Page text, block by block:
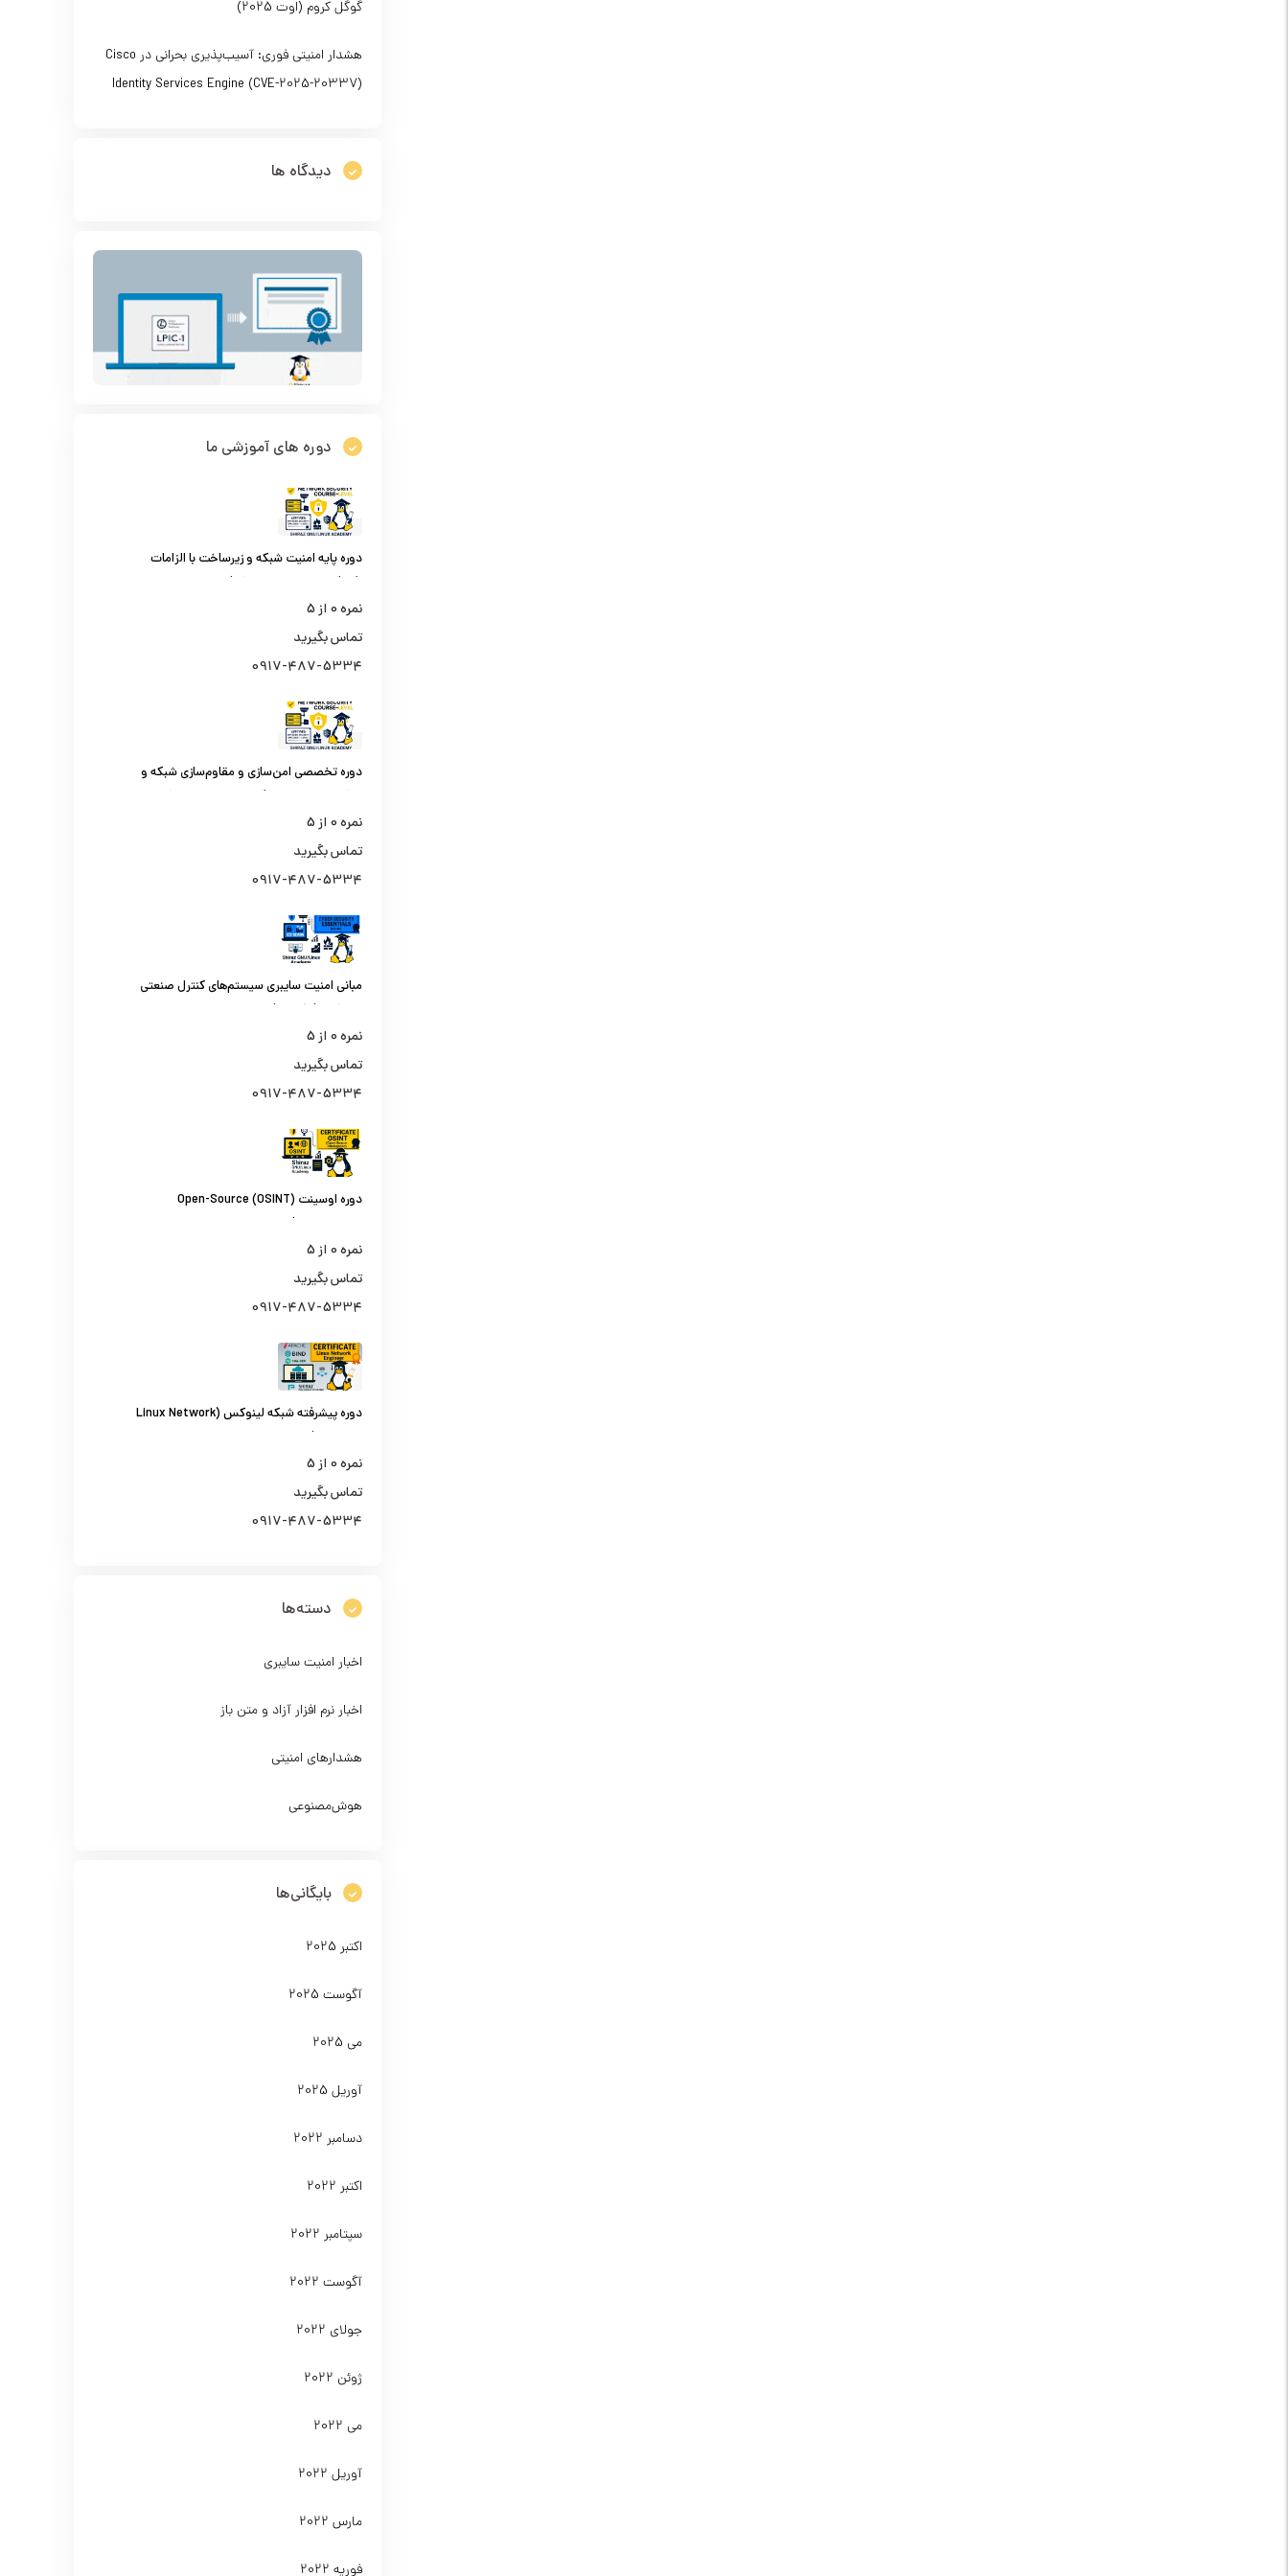
گوگل کروم (اوت 2025)
هشدار امنیتی فوری: آسیب‌پذیری بحرانی در Cisco
Identity Services Engine (CVE-2025-20337)
دیدگاه ها
دوره های آموزشی ما
دوره پایه امنیت شبکه و زیرساخت با الزامات
افتا (کارشناس امنیت شبکه)
نمره0 از 5
تماس بگیرید
0917-487-5334
دوره تخصصی امن‌سازی و مقاوم‌سازی شبکه و
مراکز داده سازمانی (کارشناس امنیت شبکه
سطح یک)
نمره0 از 5
تماس بگیرید
0917-487-5334
مبانی امنیت سایبری سیستم‌های کنترل صنعتی
و اسکادا (ICS410)
نمره0 از 5
تماس بگیرید
0917-487-5334
دوره اوسینت (OSINT) Open-Source
Intelligence | از جستجو تا تحلیل اطلاعات از
منابع باز
نمره0 از 5
تماس بگیرید
0917-487-5334
دوره پیشرفته شبکه لینوکس (Linux Network
نمره0 از 5
تماس بگیرید
0917-487-5334
دسته‌ها
اخبار امنیت سایبری
اخبار نرم افزار آزاد و متن باز
هشدارهای امنیتی
هوش‌مصنوعی
بایگانی‌ها
اکتبر 2025
آگوست 2025
می 2025
آوریل 2025
دسامبر 2022
اکتبر 2022
سپتامبر 2022
آگوست 2022
جولای 2022
ژوئن 2022
می 2022
آوریل 2022
مارس 2022
فوریه 2022